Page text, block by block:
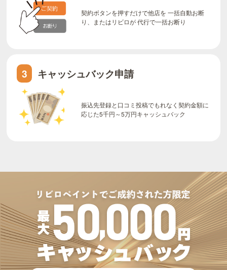
契約ボタンを押すだけで他店を 一括自動お断
り、またはリビロが 代行で一括お断り
3 キャッシュバック申請
振込先登録と口コミ投稿でもれなく契約金額に
応じた5千円～5万円キャッシュバック